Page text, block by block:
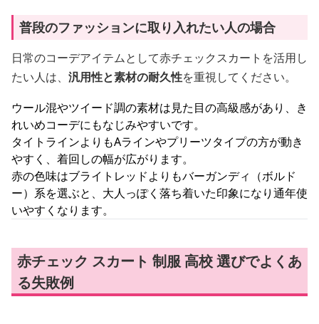
普段のファッションに取り入れたい人の場合
日常のコーデアイテムとして赤チェックスカートを活用し
たい人は、 汎用性と素材の耐久性を重視してください。
ウール混やツイード調の素材は見た目の高級感があり、き
れいめコーデにもなじみやすいです。
タイトラインよりもAラインやプリーツタイプの方が動き
やすく、着回しの幅が広がります。
赤の色味はブライトレッドよりもバーガンディ（ボルド
ー）系を選ぶと、大人っぽく落ち着いた印象になり通年使
いやすくなります。
赤チェック スカート 制服 高校 選びでよくあ
る失敗例